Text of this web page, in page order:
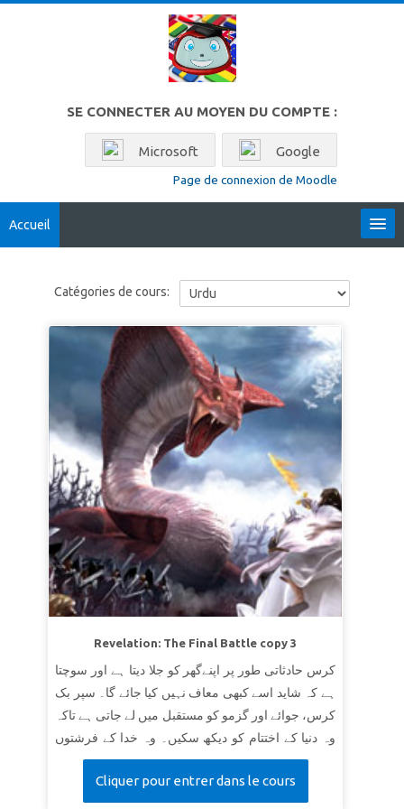
SE CONNECTER AU MOYEN DU COMPTE :
Microsoft Google
Page de connexion de Moodle
Accueil
Rechercher
des
cours
Catégories de cours:
Revelation: The Final Battle copy 3
کرس حادثاتی طور پر اپنےگھر کو جلا دیتا ہے اور سوچتا
ہے کہ شاید اسے کبھی معاف نہیں کیا جائے گا۔ سپر بک
کرس، جوائے اور گزمو کو مستقبل میں لے جاتی ہے تاکہ
وہ دنیا کے اختتام کو دیکھ سکیں۔ وہ خدا کے فرشتوں
کی فوج اور شیطان کی فوجوں کے درمیان آخری جنگ
کو دیکھتے ہیں۔ بچے سیکھتے ہیں کہ خدا کی معاف
کرنے والی قدرت اور نجات آخر کارتاریکی کی قوتوں کو
Cliquer pour entrer dans le cours